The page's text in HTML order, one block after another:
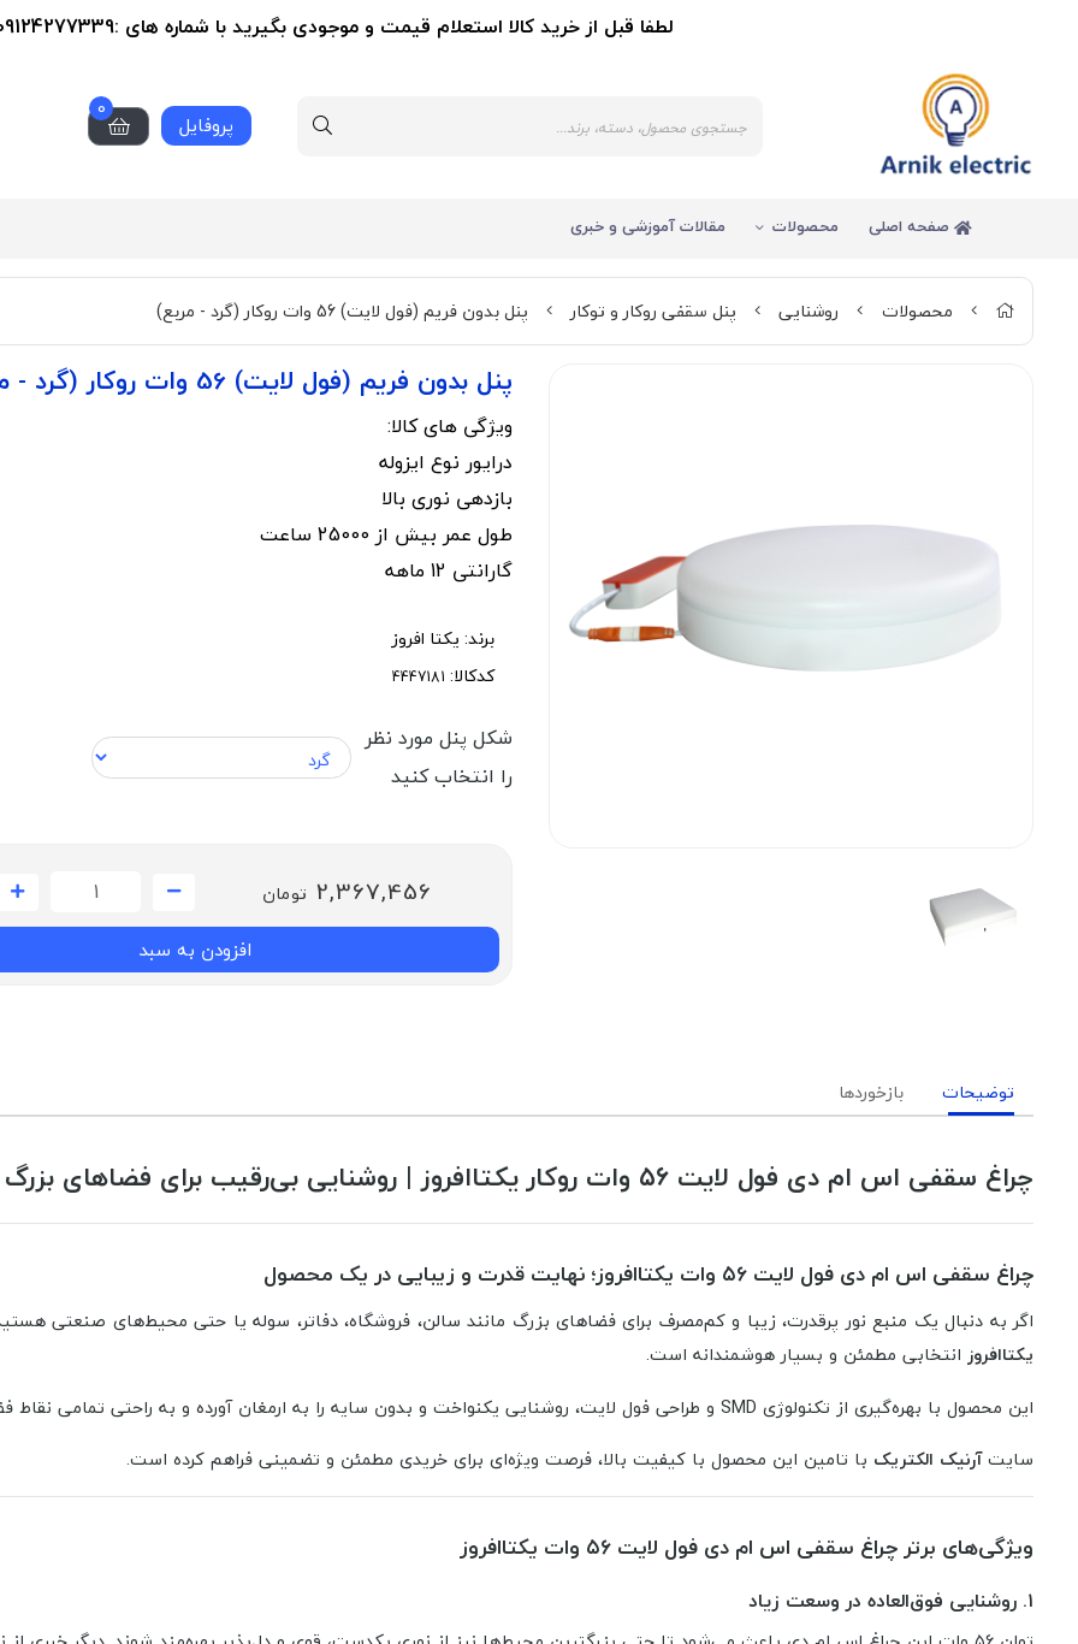
لطفا قبل از خرید کالا استعلام قیمت و موجودی بگیرید با شماره های :09124277339-02155356279
پروفایل
0
صفحه اصلی محصولات مقالات آموزشی و خبری
محصولات روشنایی پنل سقفی روکار و توکار پنل بدون فریم (فول لایت) 56 وات روکار (گرد - مربع)
پنل بدون فریم (فول لایت) 56 وات روکار (گرد - مربع)
ویژگی های کالا:
درایور نوع ایزوله
بازدهی نوری بالا
طول عمر بیش از 25000 ساعت
گارانتی 12 ماهه
برند: یکتا افروز
کدکالا:
شکل پنل مورد نظر
را انتخاب کنید
2,367,456 تومان
افزودن به سبد
توضیحات بازخوردها
چراغ سقفی اس ام دی فول لایت ۵۶ وات روکار یکتاافروز | روشنایی بی‌رقیب برای فضاهای بزرگ
چراغ سقفی اس ام دی فول لایت ۵۶ وات یکتاافروز؛ نهایت قدرت و زیبایی در یک محصول
اگر به دنبال یک منبع نور پرقدرت، زیبا و کم‌مصرف برای فضاهای بزرگ مانند سالن، فروشگاه، دفاتر، سوله یا حتی محیط‌های صنعتی
یکتاافروز انتخابی مطمئن و بسیار هوشمندانه است.
این محصول با بهره‌گیری از تکنولوژی SMD و طراحی فول لایت، روشنایی یکنواخت و بدون سایه را به ارمغان آورده و به راحتی تمامی نقاط فضا را پوشش می‌دهد.
سایتآرنیک الکتریک با تامین این محصول با کیفیت بالا، فرصت ویژه‌ای برای خریدی مطمئن و تضمینی فراهم کرده است.
ویژگی‌های برتر چراغ سقفی اس ام دی فول لایت ۵۶ وات یکتاافروز
۱. روشنایی فوق‌العاده در وسعت زیاد